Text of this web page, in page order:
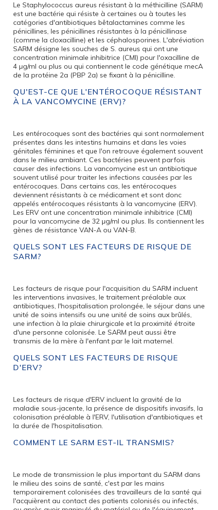
Le Staphylococcus aureus résistant à la méthicilline (SARM)
est une bactérie qui résiste à certaines ou à toutes les
catégories d'antibiotiques bêtalactamines comme les
pénicillines, les pénicillines résistantes à la pénicillinase
(comme la cloxacilline) et les céphalosporines. L'abréviation
SARM désigne les souches de S. aureus qui ont une
concentration minimale inhibitrice (CMI) pour l'oxacilline de
4 µg/ml ou plus ou qui contiennent le code génétique mecA
de la protéine 2a (PBP 2a) se fixant à la pénicilline.
QU'EST-CE QUE L'ENTÉROCOQUE RÉSISTANT
À LA VANCOMYCINE (ERV)?
Les entérocoques sont des bactéries qui sont normalement
présentes dans les intestins humains et dans les voies
génitales féminines et que l'on retrouve également souvent
dans le milieu ambiant. Ces bactéries peuvent parfois
causer des infections. La vancomycine est un antibiotique
souvent utilisé pour traiter les infections causées par les
entérocoques. Dans certains cas, les entérocoques
deviennent résistants à ce médicament et sont donc
appelés entérocoques résistants à la vancomycine (ERV).
Les ERV ont une concentration minimale inhibitrice (CMI)
pour la vancomycine de 32 µg/ml ou plus. Ils contiennent les
gènes de résistance VAN-A ou VAN-B.
QUELS SONT LES FACTEURS DE RISQUE DE
SARM?
Les facteurs de risque pour l'acquisition du SARM incluent
les interventions invasives, le traitement préalable aux
antibiotiques, l'hospitalisation prolongée, le séjour dans une
unité de soins intensifs ou une unité de soins aux brûlés,
une infection à la plaie chirurgicale et la proximité étroite
d'une personne colonisée. Le SARM peut aussi être
transmis de la mère à l'enfant par le lait maternel.
QUELS SONT LES FACTEURS DE RISQUE
D'ERV?
Les facteurs de risque d'ERV incluent la gravité de la
maladie sous-jacente, la présence de dispositifs invasifs, la
colonisation préalable à l'ERV, l'utilisation d'antibiotiques et
la durée de l'hospitalisation.
COMMENT LE SARM EST-IL TRANSMIS?
Le mode de transmission le plus important du SARM dans
le milieu des soins de santé, c'est par les mains
temporairement colonisées des travailleurs de la santé qui
l'acquièrent au contact des patients colonisés ou infectés,